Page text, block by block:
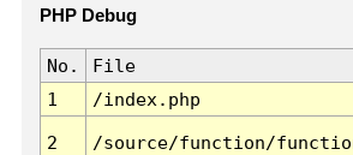
PHP Debug
No. File
1
/index.php
2 /source/function/